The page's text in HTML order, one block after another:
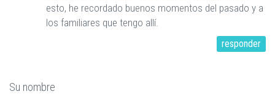
esto, he recordado buenos momentos del pasado y a
los familiares que tengo allí.
responder
Su nombre